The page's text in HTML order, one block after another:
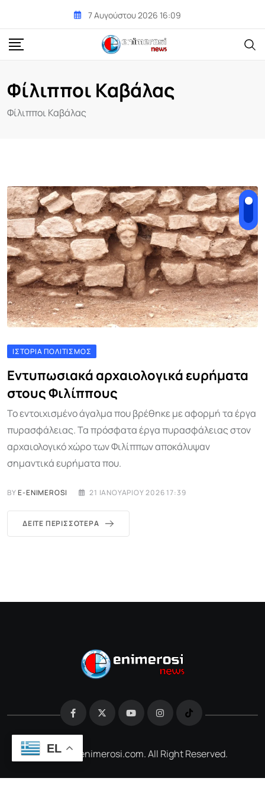
content
7 Αυγούστου 2026 16:09
Φίλιπποι Καβάλας
Φίλιπποι Καβάλας
ΙΣΤΟΡΊΑ ΠΟΛΙΤΙΣΜΌΣ
Εντυπωσιακά αρχαιολογικά ευρήματα
στους Φιλίππους
Το εντοιχισμένο άγαλμα που βρέθηκε με αφορμή τα έργα
πυρασφάλειας. Τα πρόσφατα έργα πυρασφάλειας στον
αρχαιολογικό χώρο των Φιλίππων αποκάλυψαν
σημαντικά ευρήματα που.
BYE-ENIMEROSI 21 ΙΑΝΟΥΑΡΊΟΥ 2026 17:39
ΔΕΊΤΕ ΠΕΡΙΣΣΌΤΕΡΑ
@2026 e-enimerosi.com. All Right Reserved.
EL